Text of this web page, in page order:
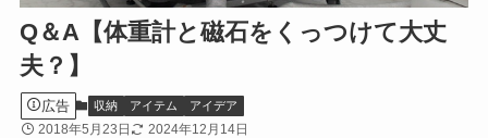
Q＆A【体重計と磁石をくっつけて大丈
夫？】
広告 収納 アイテム アイデア
2018年5月23日 2024年12月14日